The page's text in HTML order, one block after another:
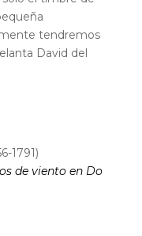
tendremos
David del
1791)
de viento en Do